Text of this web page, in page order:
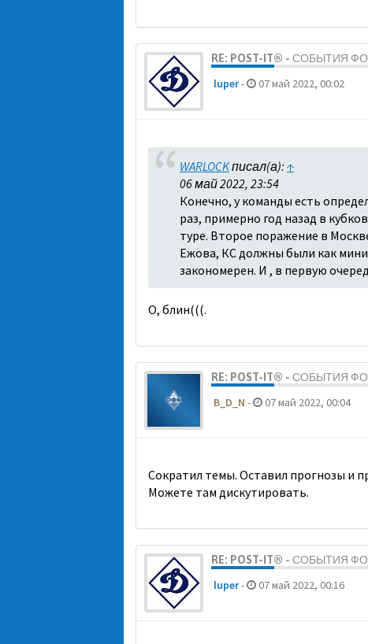
RE: POST-IT® - СОБЫТИЯ
luper- 07 май 2022, 00:02
WARLOCKписал(а): ↑
06 май 2022, 23:54
Конечно, у команды есть
раз, примерно год назад в
туре. Второе поражение в
Ежова, КС должны были как
закономерен. И , в первую
О, блин(((.
RE: POST-IT® - СОБЫТИЯ
B_D_N - 07 май 2022, 00:04
Сократил темы. Оставил прогнозы и
Можете там дискутировать.
RE: POST-IT® - СОБЫТИЯ
luper- 07 май 2022, 00:16